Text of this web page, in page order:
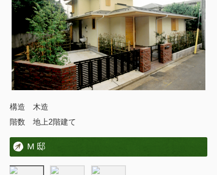
構造 木造
階数 地上2階建て
M 邸